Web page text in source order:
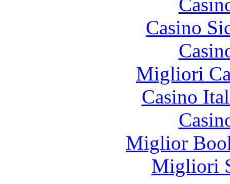
Casino
Migliori
Casino
Miglior
Migliori